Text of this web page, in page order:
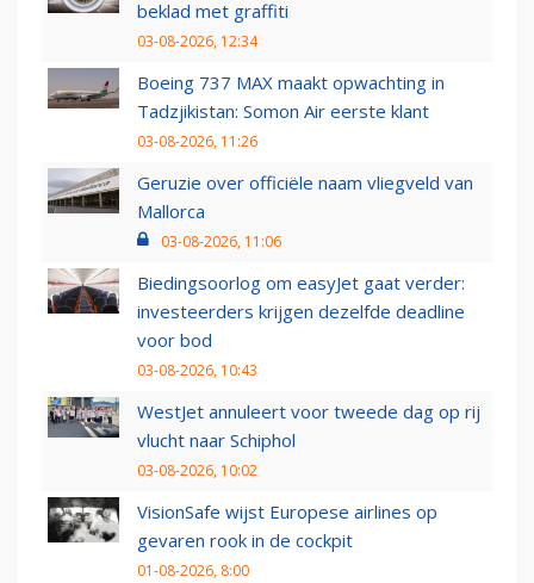
beklad met graffiti
03-08-2026, 12:34
Boeing 737 MAX maakt opwachting in
Tadzjikistan: Somon Air eerste klant
03-08-2026, 11:26
Geruzie over officiële naam vliegveld van
Mallorca
03-08-2026, 11:06
Biedingsoorlog om easyJet gaat verder:
investeerders krijgen dezelfde deadline
voor bod
03-08-2026, 10:43
WestJet annuleert voor tweede dag op rij
vlucht naar Schiphol
03-08-2026, 10:02
VisionSafe wijst Europese airlines op
gevaren rook in de cockpit
01-08-2026, 8:00